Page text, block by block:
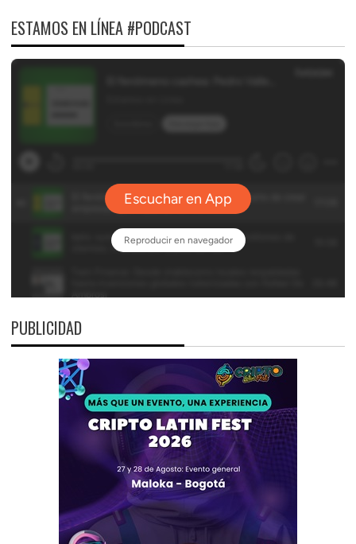
ESTAMOS EN LÍNEA #PODCAST
PUBLICIDAD